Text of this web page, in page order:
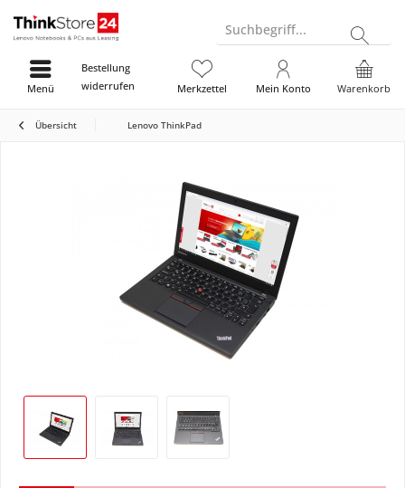
Suchbegriff...
Bestellung
widerrufen
Warenkorb
Merkzettel Mein Konto
Menü
Übersicht Lenovo ThinkPad